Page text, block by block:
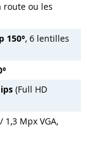
route ou les
150°, 6 lentilles
(Full HD
Mpx VGA,